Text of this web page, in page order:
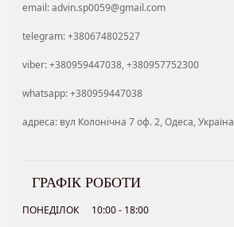
email: advin.sp0059@gmail.com
telegram: +380674802527
viber: +380959447038, +380957752300
whatsapp: +380959447038
адреса: вул Колонічна 7 оф. 2, Одеса, Україна
ГРАФІК РОБОТИ
ПОНЕДІЛОК 10:00 - 18:00